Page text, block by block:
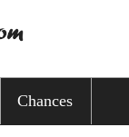
Chances